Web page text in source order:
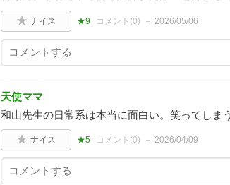
ナイス ★9 コメント(0) 2026/05/06
天使ママ
和山先生の日常系は本当に面白い。笑ってしまう
ナイス ★5 コメント(0) 2026/04/09